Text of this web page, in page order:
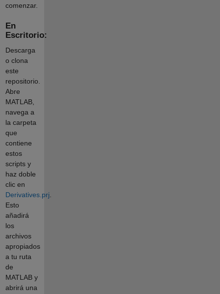
comenzar.
En
Escritorio:
Descarga
o clona
este
repositorio.
Abre
MATLAB,
navega a
la carpeta
que
contiene
estos
scripts y
haz doble
clic en
Derivatives.prj.
Esto
añadirá
los
archivos
apropiados
a tu ruta
de
MATLAB y
abrirá una